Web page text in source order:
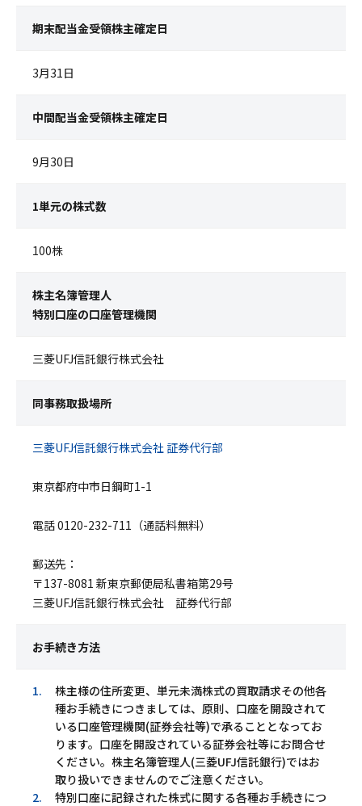
期末配当金受領株主確定日
3月31日
中間配当金受領株主確定日
9月30日
1単元の株式数
100株
株主名簿管理人
特別口座の口座管理機関
三菱UFJ信託銀行株式会社
同事務取扱場所
三菱UFJ信託銀行株式会社 証券代行部
東京都府中市日鋼町1-1
電話 0120-232-711（通話料無料）
郵送先：
〒137-8081 新東京郵便局私書箱第29号
三菱UFJ信託銀行株式会社 証券代行部
お手続き方法
1.
株主様の住所変更、単元未満株式の買取請求その他各
種お手続きにつきましては、原則、口座を開設されて
いる口座管理機関(証券会社等)で承ることとなってお
ります。口座を開設されている証券会社等にお問合せ
ください。株主名簿管理人(三菱UFJ信託銀行)ではお
取り扱いできませんのでご注意ください。
2.
特別口座に記録された株式に関する各種お手続きにつ